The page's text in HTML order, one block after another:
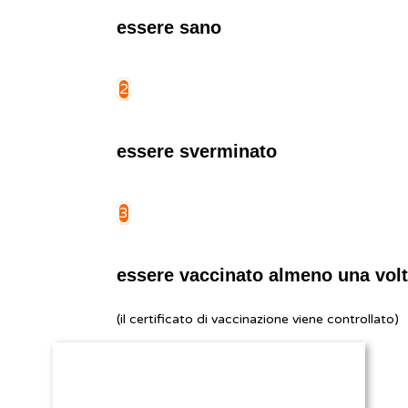
essere sano
2
essere sverminato
3
essere vaccinato almeno una
(il certificato di vaccinazione viene controllato)